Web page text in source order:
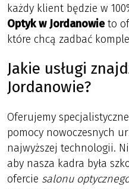
każdy klient będzie w
Optyk w Jordanowieto
które chcą zadbać
Jakie usługi
Jordanowie?
Oferujemy
pomocy nowoczesnych
najwyższej technologii.
aby nasza kadra była
ofercie salonu